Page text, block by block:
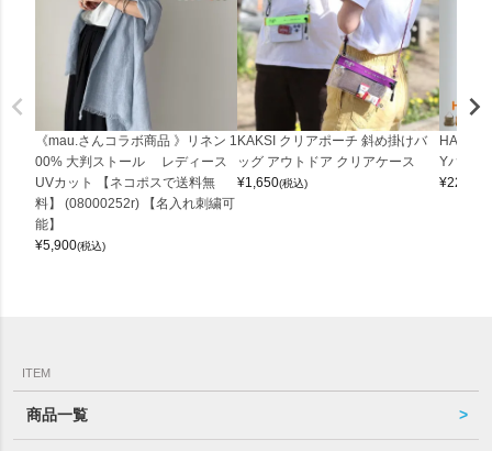
《mau.さんコラボ商品 》リネン 1
00% 大判ストール レディース
UVカット 【ネコポスで送料無
料】 (08000252r) 【名入れ刺繍可
能】
¥5,900(税込)
KAKSI クリアポーチ 斜め掛けバ
ッグ アウトドア クリアケース
¥1,650(税込)
Yバッグ
¥22,000
ITEM
商品一覧